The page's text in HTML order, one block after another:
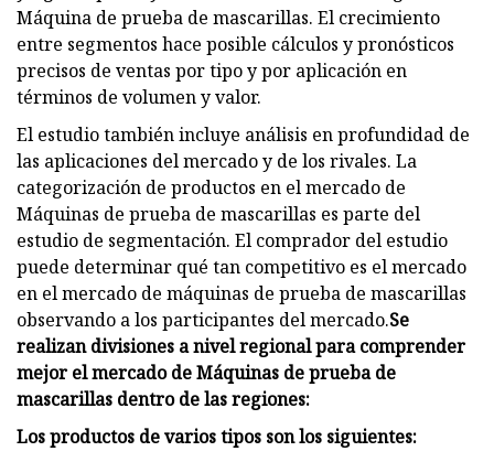
Máquina de prueba de mascarillas. El crecimiento
entre segmentos hace posible cálculos y pronósticos
precisos de ventas por tipo y por aplicación en
términos de volumen y valor.
El estudio también incluye análisis en profundidad de
las aplicaciones del mercado y de los rivales. La
categorización de productos en el mercado de
Máquinas de prueba de mascarillas es parte del
estudio de segmentación. El comprador del estudio
puede determinar qué tan competitivo es el mercado
en el mercado de máquinas de prueba de mascarillas
observando a los participantes del mercado.Se
realizan divisiones a nivel regional para comprender
mejor el mercado de Máquinas de prueba de
mascarillas dentro de las regiones:
Los productos de varios tipos son los siguientes: